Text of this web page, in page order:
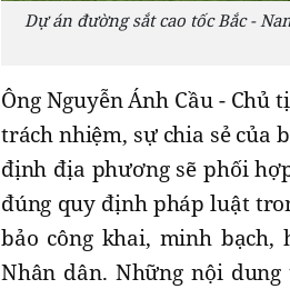
Dự án đường sắt cao tốc Bắc -
Ông Nguyễn Ánh Cầu - Chủ
trách nhiệm, sự chia sẻ của
định địa phương sẽ phối
đúng quy định pháp luật
bảo công khai, minh
Nhân dân. Những nội